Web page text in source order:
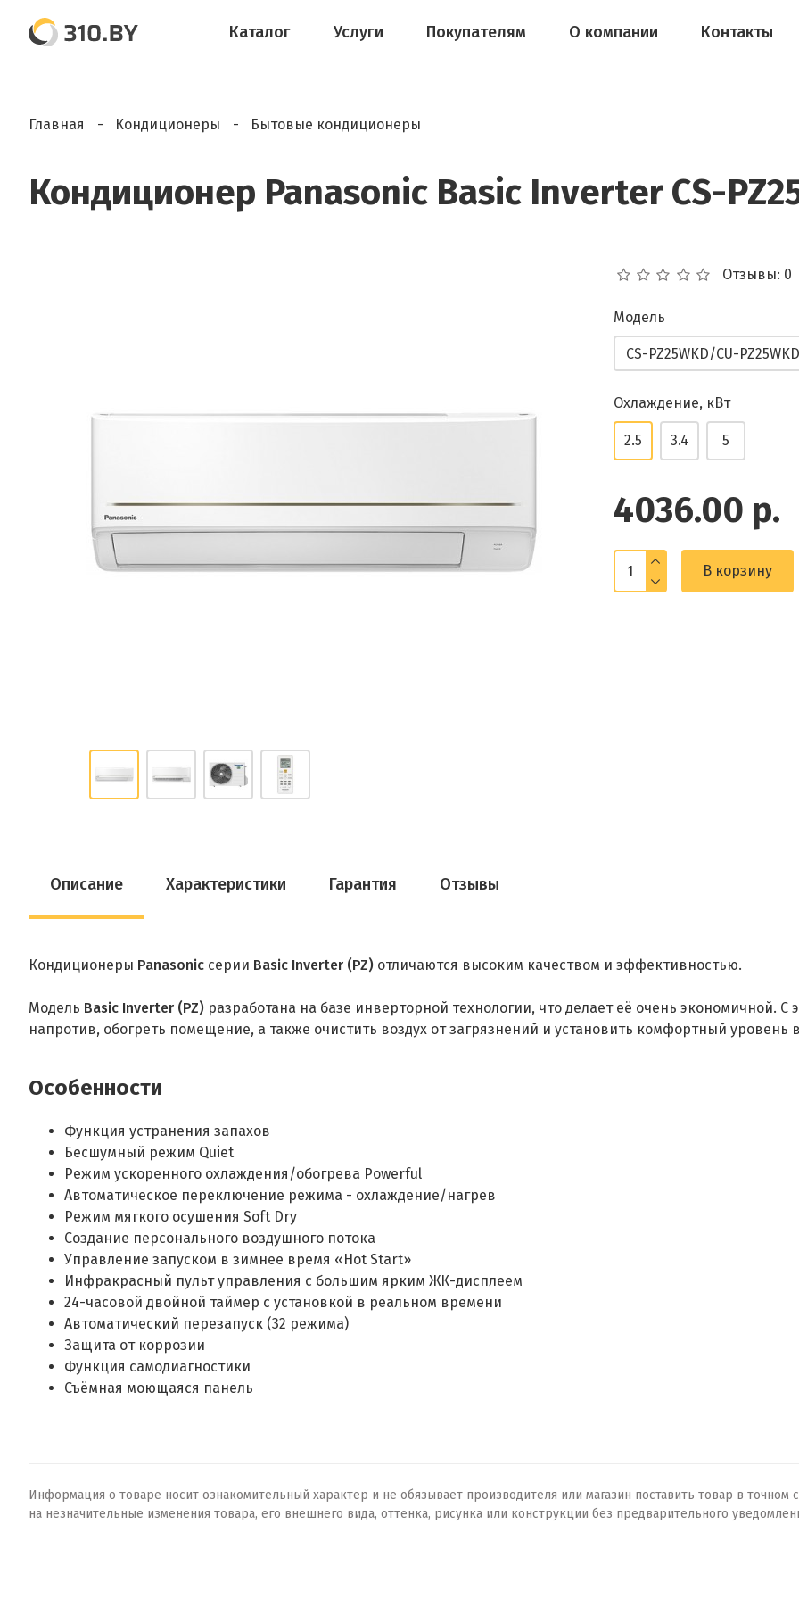
Каталог Услуги Покупателям О компании Контакты
Главная Кондиционеры Бытовые кондиционеры
Кондиционер Panasonic Basic Inverter CS-
Отзывы: 0
4036.00 р.
Модель
Охлаждение, кВт
2.5 3.4 5
В корзину
Описание Характеристики Гарантия Отзывы
Кондиционеры Panasonic серии Basic Inverter (PZ) отличаются высоким качеством и эффективностью.
Модель Basic Inverter (PZ) разработана на базе инверторной технологии, что делает её очень экономичной.
напротив, обогреть помещение, а также очистить воздух от загрязнений и установить комфортный уровень
Особенности
Функция устранения запахов
Бесшумный режим Quiet
Режим ускоренного охлаждения/обогрева Powerful
Автоматическое переключение режима - охлаждение/нагрев
Режим мягкого осушения Soft Dry
Создание персонального воздушного потока
Управление запуском в зимнее время «Hot Start»
Инфракрасный пульт управления с большим ярким ЖК-дисплеем
24-часовой двойной таймер с установкой в реальном времени
Автоматический перезапуск (32 режима)
Защита от коррозии
Функция самодиагностики
Съёмная моющаяся панель
Информация о товаре носит ознакомительный характер и не обязывает производителя или магазин поставить товар в точном
на незначительные изменения товара, его внешнего вида, оттенка, рисунка или конструкции без предварительного